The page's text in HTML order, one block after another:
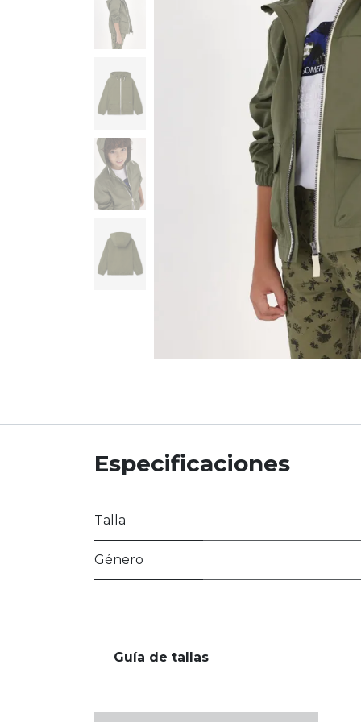
Especificaciones
Talla
Género
Guía de tallas